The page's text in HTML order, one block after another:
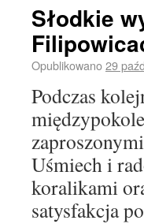
Słodkie
Opublikowano29
Podczas
Uśmiech i
koralikami
satysfakcja